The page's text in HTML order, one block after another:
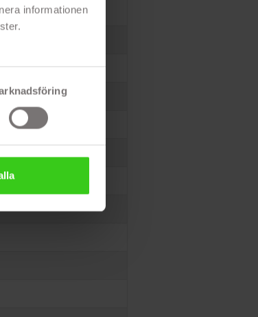
informationen